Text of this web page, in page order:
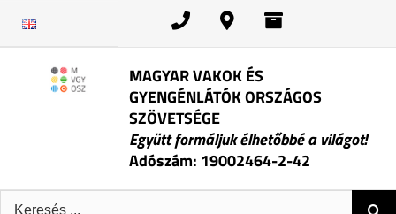
MAGYAR VAKOK ÉS
GYENGÉNLÁTÓK ORSZÁGOS
SZÖVETSÉGE
Együtt formáljuk élhetőbbé a világot!
Adószám: 19002464-2-42
Keresés: